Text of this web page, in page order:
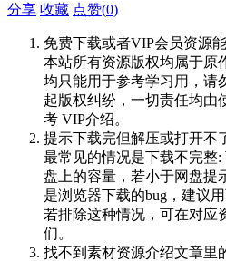
分享 收藏 点赞(0)
免费下载或者VIP会员资源
本站所有资源版权均属于原
均只能用于参考学习用，请
起版权纠纷，一切责任均由
考 VIP介绍。
提示下载完但解压或打开不
最常见的情况是下载不完整
盘上的容量，若小于网盘提
是浏览器下载的bug，建议
若排除这种情况，可在对应
们。
找不到素材资源介绍文章里